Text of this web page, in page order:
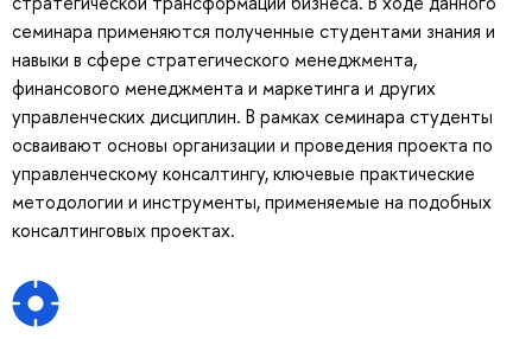
семинара применяются полученные студентами знания и
навыки в сфере стратегического менеджмента,
финансового менеджмента и маркетинга и других
управленческих дисциплин. В рамках семинара студенты
осваивают основы организации и проведения проекта по
управленческому консалтингу, ключевые практические
методологии и инструменты, применяемые на подобных
консалтинговых проектах.